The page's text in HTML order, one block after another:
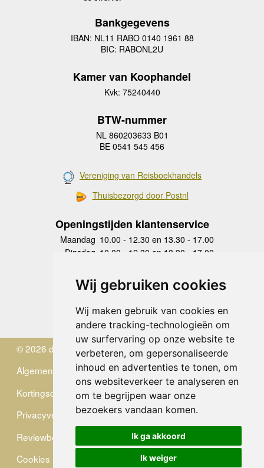
Wij gebruiken cookies
Wij maken gebruik van cookies en
andere tracking-technologieën om
uw surfervaring op onze website te
verbeteren, om gepersonaliseerde
inhoud en advertenties te tonen, om
ons websiteverkeer te analyseren en
om te begrijpen waar onze
bezoekers vandaan komen.
Ik ga akkoord
Ik weiger
Bankgegevens
IBAN: NL11 RABO 0140 1961 88
BIC: RABONL2U
Kamer van Koophandel
Kvk: 75240440
BTW-nummer
NL 860203633 B01
BE 0541 545 456
Vereniging van Reisboekhandels
Thuisbezorgd door Postnl
Openingstijden klantenservice
Maandag 10.00 - 12.30 en 13.30 - 17.00
Dinsdag 10.00 - 12.30 en 13.30 - 17.00
Donderdag
10.00 - 12.30 en 13.30 - 17.00
Vrijdag 10.00 - 12.30 en 13.30 - 17.00
Zaterdag
gesloten
Zondag gesloten
© 2026 de Zwerver
Algemene Voorwaarden
Kortingscode
Privacyverklaring
Reviewbeleid
Cookies